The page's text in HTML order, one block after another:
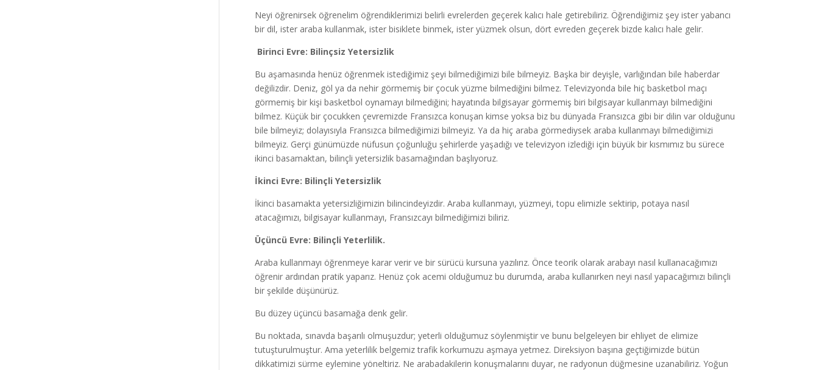
Neyi öğrenirsek öğrenelim öğrendiklerimizi belirli evrelerden geçerek kalıcı hale getirebiliriz. Öğrendiğimiz şey ister yabancı
bir dil, ister araba kullanmak, ister bisiklete binmek, ister yüzmek olsun, dört evreden geçerek bizde kalıcı hale gelir.
Birinci Evre: Bilinçsiz Yetersizlik
Bu aşamasında henüz öğrenmek istediğimiz şeyi bilmediğimizi bile bilmeyiz. Başka bir deyişle, varlığından bile haberdar
değilizdir. Deniz, göl ya da nehir görmemiş bir çocuk yüzme bilmediğini bilmez. Televizyonda bile hiç basketbol maçı
görmemiş bir kişi basketbol oynamayı bilmediğini; hayatında bilgisayar görmemiş biri bilgisayar kullanmayı bilmediğini
bilmez. Küçük bir çocukken çevremizde Fransızca konuşan kimse yoksa biz bu dünyada Fransızca gibi bir dilin var olduğunu
bile bilmeyiz; dolayısıyla Fransızca bilmediğimizi bilmeyiz. Ya da hiç araba görmediysek araba kullanmayı bilmediğimizi
bilmeyiz. Gerçi günümüzde nüfusun çoğunluğu şehirlerde yaşadığı ve televizyon izlediği için büyük bir kısmımız bu sürece
ikinci basamaktan, bilinçli yetersizlik basamağından başlıyoruz.
İkinci Evre: Bilinçli Yetersizlik
İkinci basamakta yetersizliğimizin bilincindeyizdir. Araba kullanmayı, yüzmeyi, topu elimizle sektirip, potaya nasıl
atacağımızı, bilgisayar kullanmayı, Fransızcayı bilmediğimizi biliriz.
Üçüncü Evre: Bilinçli Yeterlilik.
Araba kullanmayı öğrenmeye karar verir ve bir sürücü kursuna yazılırız. Önce teorik olarak arabayı nasıl kullanacağımızı
öğrenir ardından pratik yaparız. Henüz çok acemi olduğumuz bu durumda, araba kullanırken neyi nasıl yapacağımızı bilinçli
bir şekilde düşünürüz.
Bu düzey üçüncü basamağa denk gelir.
Bu noktada, sınavda başarılı olmuşuzdur; yeterli olduğumuz söylenmiştir ve bunu belgeleyen bir ehliyet de elimize
tutuşturulmuştur. Ama yeterlilik belgemiz trafik korkumuzu aşmaya yetmez. Direksiyon başına geçtiğimizde bütün
dikkatimizi sürme eylemine yöneltiriz. Ne arabadakilerin konuşmalarını duyar, ne radyonun düğmesine uzanabiliriz. Yoğun